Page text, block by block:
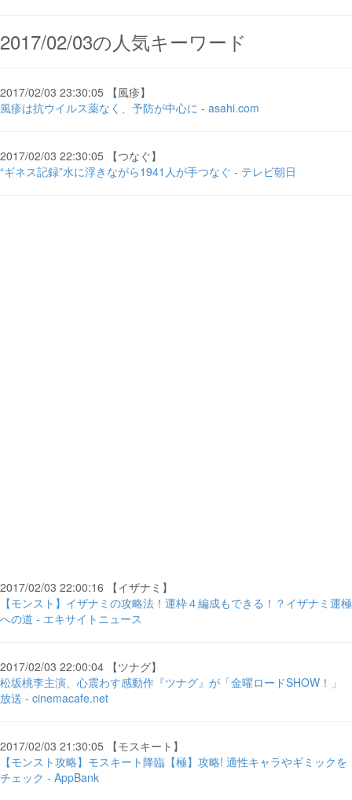
2017/02/03の人気キーワード
2017/02/03 23:30:05 【風疹】
風疹は抗ウイルス薬なく、予防が中心に - asahi.com
2017/02/03 22:30:05 【つなぐ】
“ギネス記録”水に浮きながら1941人が手つなぐ - テレビ朝日
2017/02/03 22:00:16 【イザナミ】
【モンスト】イザナミの攻略法！運枠４編成もできる！？イザナミ運極
への道 - エキサイトニュース
2017/02/03 22:00:04 【ツナグ】
松坂桃李主演、心震わす感動作『ツナグ』が「金曜ロードSHOW！」
放送 - cinemacafe.net
2017/02/03 21:30:05 【モスキート】
【モンスト攻略】モスキート降臨【極】攻略! 適性キャラやギミックを
チェック - AppBank